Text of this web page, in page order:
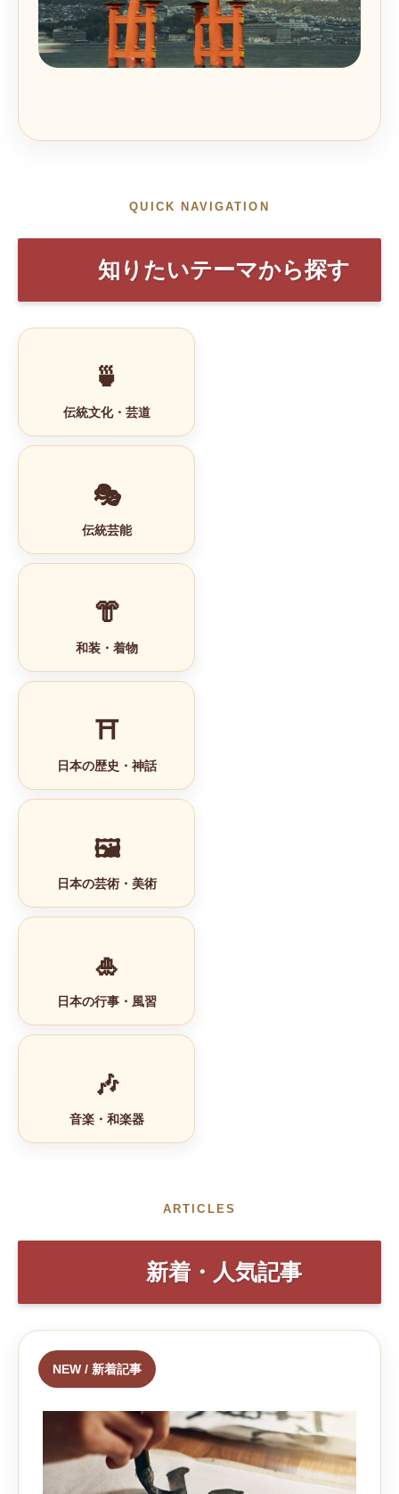
QUICK NAVIGATION
知りたいテーマから探す
🍵
伝統文化・芸道
🎭
伝統芸能
👘
和装・着物
⛩️
日本の歴史・神話
🖼️
日本の芸術・美術
🎍
日本の行事・風習
🎶
音楽・和楽器
ARTICLES
新着・人気記事
NEW / 新着記事